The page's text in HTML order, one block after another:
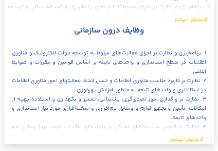
۵. برنامه‌ریزی و نظارت بر اجرای مصوبات شوراهای برنامه‌ریزی و توسعه استان و توسعه
وظایف درون سازمانی
۱. برنامه‌ریزی و نظارت بر اجرای فعالیت‌های مربوط به توسعه دولت الکترونیک و فناوری
اطلاعات در سطح استانداری و واحدهای تابعه بر اساس قوانین و مقررات و ضوابط
ابلاغی.
۲. نظارت بر کاربرد مناسب فناوری اطلاعات و حسن انجام فعالیتهای امور فناوری اطلاعات
در استانداری و واحدهای تابعه به منظور افزایش بهره‌وری.
۳. نظارت بر واگذاری امور تصدی‌گری، پشتیبانی، تعمیر و نگهداری و استفاده بهینه از
امکانات، تأمین و تجهیز لوازم و وسایل نرم‌افزاری و سخت‌افزاری مورد نیاز استانداری و
واحدهای تابعه.
۴. نظارت بر تدوین سیاست‌های امنیتی و فرآیندهای انتخاب، خرید، بروز رسانی نرم